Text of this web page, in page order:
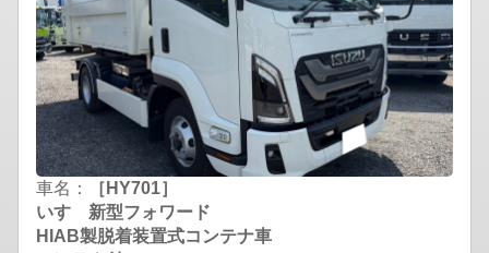
車名：
［HY701］
いすゞ新型フォワード
HIAB製脱着装置式コンテナ車